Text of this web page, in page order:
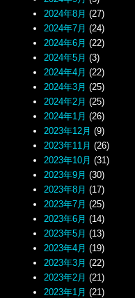
2024年8月 (27)
2024年7月 (24)
2024年6月 (22)
2024年5月 (3)
2024年4月 (22)
2024年3月 (25)
2024年2月 (25)
2024年1月 (26)
2023年12月 (9)
2023年11月 (26)
2023年10月 (31)
2023年9月 (30)
2023年8月 (17)
2023年7月 (25)
2023年6月 (14)
2023年5月 (13)
2023年4月 (19)
2023年3月 (22)
2023年2月 (21)
2023年1月 (21)